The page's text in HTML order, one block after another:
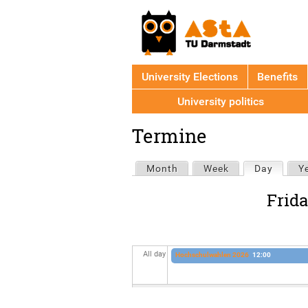
to
top
Termine
Primary
Month Week Day (active
All day Hochschulwahlen 2026 12:00
University Elections Benefits
University politics